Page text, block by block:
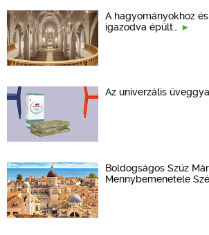
A hagyományokhoz
igazodva épült…
Az univerzális
Boldogságos Szűz
Mennybemenetele